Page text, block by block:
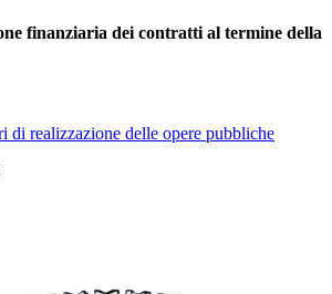
finanziaria dei contratti al termine della
di realizzazione delle opere pubbliche